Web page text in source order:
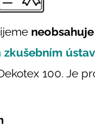
neobsahuje
zkušebním
100. Je